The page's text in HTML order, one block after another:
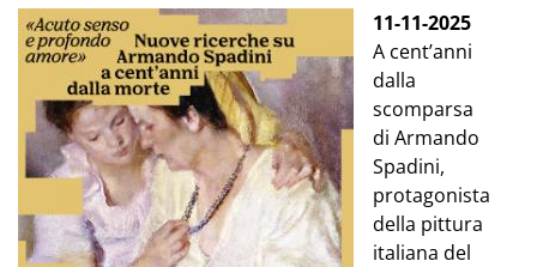
11-11-2025
A cent’anni
dalla
scomparsa
di Armando
Spadini,
protagonista
della pittura
italiana del